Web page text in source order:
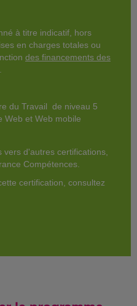
à titre indicatif, hors
en charges totales ou
des financements des
du Travail de niveau 5
Web et Web mobile
d'autres certifications,
Compétences.
certification, consultez